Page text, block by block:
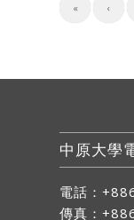
« ‹
中原大學
電話：
傳真：